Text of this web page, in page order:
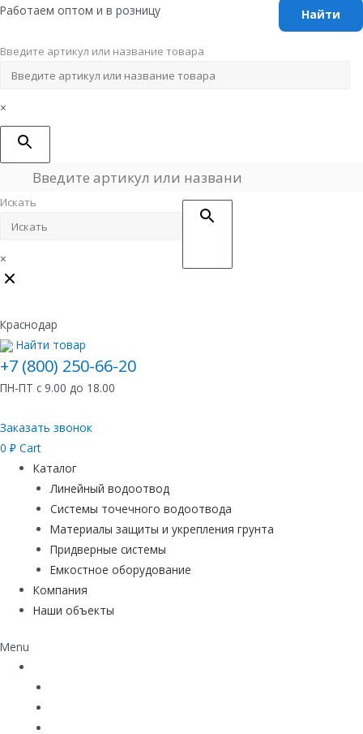
Перейти
содержимому
Работаем оптом и в розницу
Введите артикул или название товара
×
Искать
×
Краснодар
Найти товар
+7 (800) 250-66-20
ПН-ПТ с 9.00 до 18.00
Заказать звонок
0 ₽ Cart
Каталог
Линейный водоотвод
Системы точечного водоотвода
Материалы защиты и укрепления грунта
Придверные системы
Емкостное оборудование
Компания
Наши объекты
Menu